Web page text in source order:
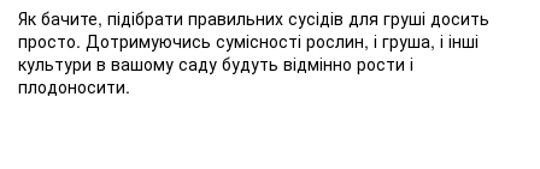
Як бачите, підібрати правильних сусідів для груші досить
просто. Дотримуючись сумісності рослин, і груша, і інші
культури в вашому саду будуть відмінно рости і
плодоносити.